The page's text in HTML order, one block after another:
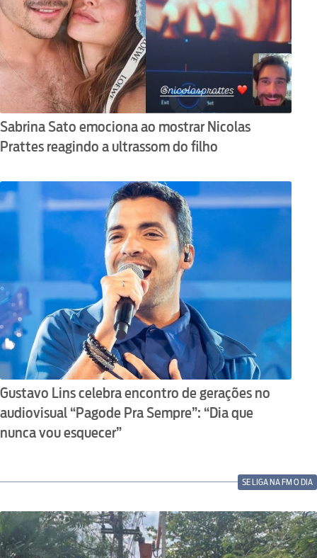
Sabrina Sato emociona ao mostrar Nicolas
Prattes reagindo a ultrassom do filho
Gustavo Lins celebra encontro de gerações no
audiovisual “Pagode Pra Sempre”: “Dia que
nunca vou esquecer”
SE LIGA NA FM O DIA